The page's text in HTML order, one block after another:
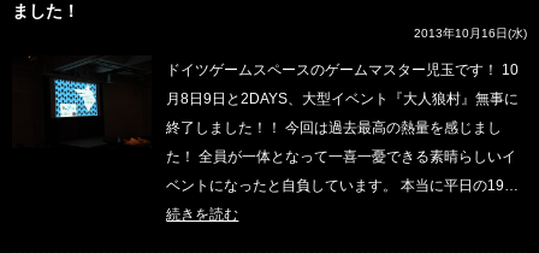
ました！
2013年10月16日(水)
ドイツゲームスペースのゲームマスター児玉です！ 10
月8日9日と2DAYS、大型イベント『大人狼村』無事に
終了しました！！ 今回は過去最高の熱量を感じまし
た！ 全員が一体となって一喜一憂できる素晴らしいイ
ベントになったと自負しています。 本当に平日の19…
続きを読む